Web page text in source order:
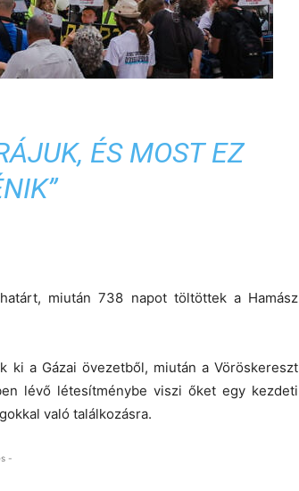
ÉS MOST EZ
miután 738 napot töltöttek a Hamász
ki a Gázai övezetből, miután a Vöröskereszt
lévő létesítménybe viszi őket egy kezdeti
való találkozásra.
-